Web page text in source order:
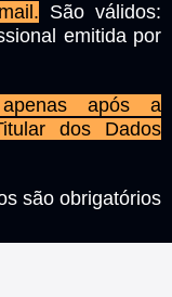
São válidos:
emitida por
após a
dos Dados
são obrigatórios